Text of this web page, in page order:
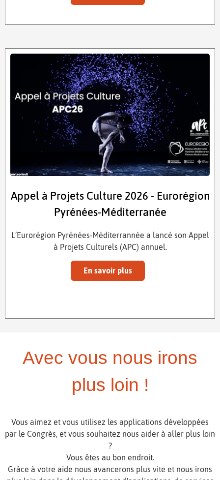
Appel à Projets Culture 2026 - Eurorégion
Pyrénées-Méditerranée
L’Eurorégion Pyrénées-Méditerrannée a lancé son Appel
à Projets Culturels (APC) annuel.
En savoir plus
Avec vous nous irons
plus loin !
Vous aimez et vous utilisez les applications développées
par le Congrès, et vous souhaitez nous aider à aller plus loin
?
Vous êtes au bon endroit.
Grâce à votre aide nous avancerons plus vite et nous irons